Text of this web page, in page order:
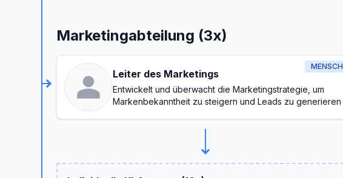
Marketingabteilung (3x)
MENSCH
Leiter des Marketings
Entwickelt und überwacht die Marketingstrategie, um
Markenbekanntheit zu steigern und Leads zu generieren